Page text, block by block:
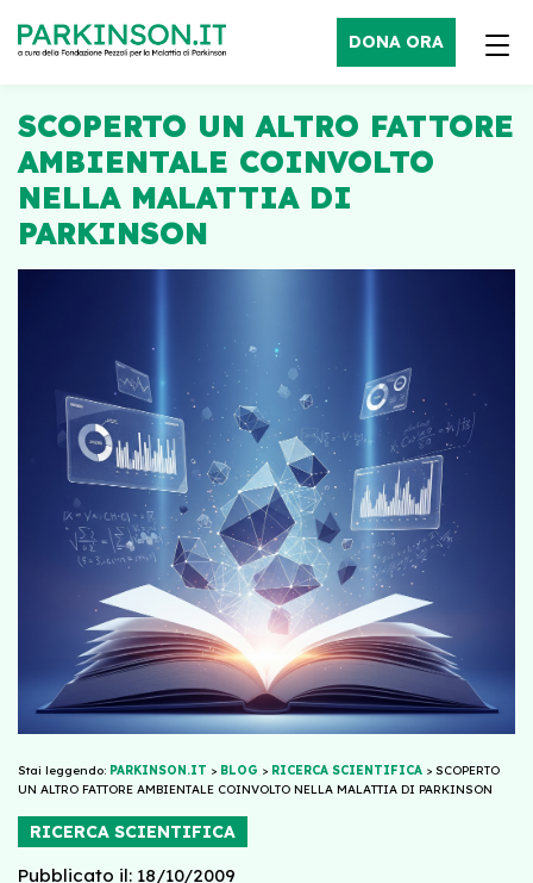
DONA ORA
SCOPERTO UN ALTRO FATTORE
AMBIENTALE COINVOLTO
NELLA MALATTIA DI
PARKINSON
Stai leggendo: PARKINSON.IT > BLOG > RICERCA SCIENTIFICA > SCOPERTO
UN ALTRO FATTORE AMBIENTALE COINVOLTO NELLA MALATTIA DI PARKINSON
RICERCA SCIENTIFICA
Pubblicato il: 18/10/2009